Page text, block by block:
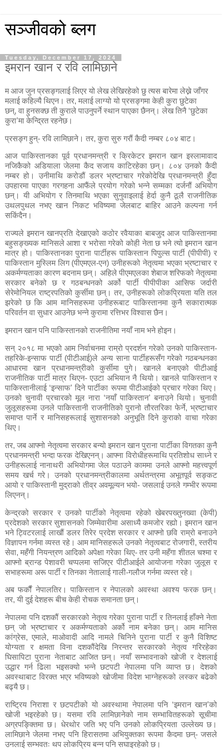
सञ्जीवको ब्लग
Tuesday, December 17, 2024
इमरान खान र रवि लामिछाने
म आज जुन प्रसङ्गलाई लिएर यो लेख लेखिरहेको छु त्यस बारेमा लेख्ने जाँगर
मलाई कहिल्यै थिएन। तर, मलाई लाग्यो यो प्रसङ्गमा केही कुरा छुटेका
छन्, वा हुनसक्छ ती कुराले पाउनुपर्ने स्थान पाएका छैनन्। लेख तिनै ‘छुटेका
कुरा’मा केन्द्रित रहनेछ।
प्रसङ्ग हुन्- रवि लामिछाने। तर, कुरा सुरु गरौं कैदी नम्बर ८०४ बाट।
आज पाकिस्तानका पूर्व प्रधानमन्त्री र क्रिकेटर इमरान खान इस्लामावाद
नजिकैको अडियाला जेलमा कैद सजाय काटिरहेका छन्। ८०४ उनको कैदी
नम्बर हो। उनीमाथि करोडौं डलर भ्रष्टाचार गरेकोदेखि प्रधानमन्त्री हुँदा
उपहारमा पाएका गरगहना आफैंले प्रयोग गरेको भन्ने सम्मका दर्जनौं अभियोग
छन्। यी अभियोग र तिनमाथि भएका सुनुवाइलाई हेर्दा कुनै ठूलै राजनीतिक
उथलपुथल नभए खान निकट भविष्यमा जेलबाट बाहिर आउने कल्पना गर्न
सकिंदैन।
राज्यले इमरान खानप्रति देखाएको कठोर रवैयाका बाबजुद आज पाकिस्तानमा
बहुसङ्ख्यक मानिसले आशा र भरोसा गरेको कोही नेता छ भने त्यो इमरान खान
मात्र हो। पाकिस्तानका पुराना पार्टीहरू पाकिस्तान पिपुल्स पार्टी (पीपीपी) र
पाकिस्तान मुस्लिम लिग (पीएमएल-एन) उनीहरूको नेतृत्वमा भएका भ्रष्टाचार र
अकर्मण्यताका कारण बदनाम छन्। अहिले पीएमएलका शेबाज शरिफको नेतृत्वमा
सरकार बनेको छ र गठबन्धनको अर्को पार्टी पीपीपीका आसिफ जर्दारी
सेरेमोनियल राष्ट्रपतिको कुर्सीमा छन्। तर, उनीहरूको लोकप्रियता यति तल
झरेको छ कि आम मानिसहरूमा उनीहरूबाट पाकिस्तानमा कुनै सकारात्मक
परिवर्तन वा सुधार आउनेछ भन्ने कुरामा रत्तिभर विश्वास छैन।
इमरान खान पनि पाकिस्तानको राजनीतिमा नयाँ नाम भने होइन।
सन् २०१८ मा भएको आम निर्वाचनमा राम्रो प्रदर्शन गरेको उनको पाकिस्तान-
तहरिके-इन्साफ पार्टी (पीटीआई)ले अन्य साना पार्टीहरूसँग गरेको गठबन्धनका
आधारमा खान प्रधानमन्त्रीको कुर्सीमा पुगे। खानले बनाएको पीटीआई
राजनीतिक पार्टी मात्र थिएन- एउटा अभियान नै थियो। खानले पाकिस्तान र
पाकिस्तानीलाई ‘इन्साफ’ दिने पार्टीका रूपमा पीटीआईको प्रचार गरेका थिए।
उनको चुनावी प्रचारको मूल नारा ‘नयाँ पाकिस्तान’ बनाउने थियो। चुनावी
जुलूसहरूमा उनले पाकिस्तानी राजनीतिको पुरानो तौरतरिका फेर्ने,भ्रष्टाचार
समाप्त पार्ने र मानिसहरूलाई सुशासनको अनुभूति दिने कुराको वाचा गरेका
थिए।
तर,जब आफ्नो नेतृत्वमा सरकार बन्यो इमरान खान पुराना पार्टीका विगतका कुनै
प्रधानमन्त्री भन्दा फरक देखिएनन्। आफ्ना विरोधीहरूमाथि प्रतिशोध साध्ने र
उनीहरूलाई नानाथरी अभियोगमा जेल पठाउने काममा उनले आफ्नो महत्त्वपूर्ण
समय खर्च गरे। उनको प्रधानमन्त्रीकालमा अर्थतन्त्रमा अभूतपूर्व सङ्कट
आयो र पाकिस्तानी मुद्राको तीव्र अवमूल्यन भयो- जसलाई उनले गम्भीर रूपमा
लिएनन्।
केन्द्रको सरकार र उनको पार्टीको नेतृत्वमा रहेको खेबरपख्तुनख्वा (केपी)
प्रदेशको सरकार सुशासनको जिम्मेवारीमा असाध्यै कमजोर रह्यो। इमरान खान
भने ट्विटरलाई लाखौं डलर तिरेर प्रदेश सरकार र आफ्नो छवि राम्रो बनाउने
विज्ञापन गर्नमा व्यस्त रहे। आम मानिसहरूले उनको नेतृत्वबाट रोजगारी,स्तरीय
सेवा,महँगी नियन्त्रण आदिको अपेक्षा गरेका थिए- तर उनी महँगा शीतल चश्मा र
आफ्नो ब्रान्ड पेशावरी चप्पलमा सजिएर पीटीआईले आयोजना गरेका जुलूस र
सभाहरूमा अरू पार्टी र तिनका नेतालाई गाली-गलौज गर्नमा व्यस्त रहे।
अब फर्कौं नेपालतिर। पाकिस्तान र नेपालको अवस्था अवश्य फरक छन्।
तर, यी दुई देशहरू बीच केही रोचक समानता छन्।
नेपालमा पनि दशकौं सरकारको नेतृत्व गरेका पुराना पार्टी र तिनलाई हाँक्ने नेता
छन् जो भ्रष्टाचार र अकर्मण्यताको अर्को नाम बनेका छन्। आम मानिस
कांग्रेस, एमाले, माओवादी आदि नामले चिनिने पुराना पार्टी र कुनै विशिष्ट
योग्यता र क्षमता विना दशकौंदेखि निरन्तर सरकारको नेतृत्व गरिरहेका
घिसापिटा पुराना नेताबाट आजित छन्। नयाँ सम्भावनाको खोजी र देशलाई
उद्धार गर्न ढिला भइसक्यो भन्ने छटपटी नेपालमा पनि व्याप्त छ। देशको
अवस्थाबाट विरक्त भएर भविष्यको खोजीमा विदेश भाग्नेहरूको लस्कर बढेको
बढ्यै छ।
राष्ट्रिय निराशा र छटपटीको यो अवस्थामा नेपालमा पनि ‘इमरान खान’को
खोजी भइरहेको छ। यसमा रवि लामिछानेको नाम सम्भावितहरूको सूचीमा
अग्रपङ्क्तिमा छ। धेरथोर जति भए पनि उनको लोकप्रियता उल्लेख्य छ।
लामिछाने जेलमा नभए पनि हिरासतमा अभियुक्तका रूपमा कैदमा छन्- जसले
उनलाई सम्भवतः थप लोकप्रिय बन्न पनि सघाइरहेको छ।